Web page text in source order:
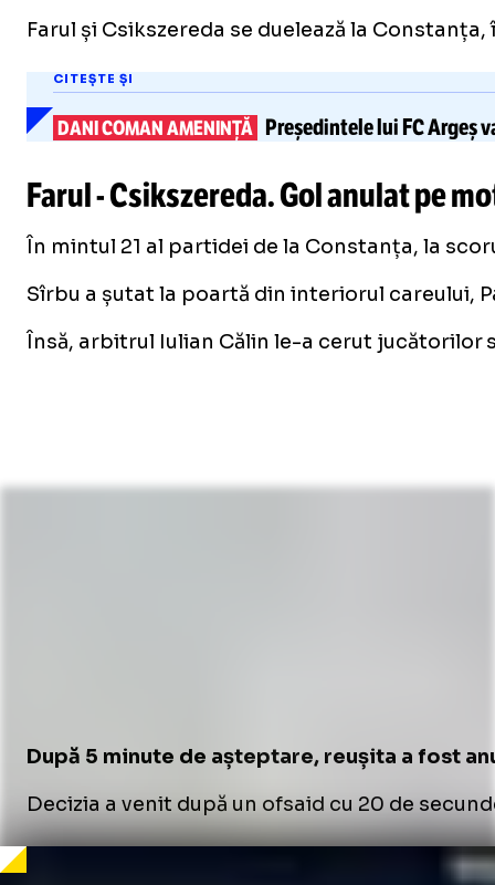
Farul și Csikszereda se duelează la
CITEȘTE ȘI
DANI COMAN AMENINȚĂ Președintele lui FC Argeș
Farul - Csikszereda. Gol anulat pe
În mintul 21 al partidei de la Constanța, la
Sîrbu a șutat la poartă din interiorul careului,
Însă, arbitrul Iulian Călin le-a cerut jucătorilor
După 5 minute de așteptare, reușita a fost
Decizia a venit după un ofsaid cu 20 de